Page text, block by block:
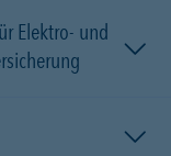
Elektro- und